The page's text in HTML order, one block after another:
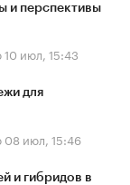
и перспективы
10 июл, 15:43
для
08 июл, 15:46
и гибридов в